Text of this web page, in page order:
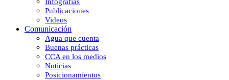
Infografías
Publicaciones
Videos
Comunicación
Agua que cuenta
Buenas prácticas
CCA en los medios
Noticias
Posicionamientos